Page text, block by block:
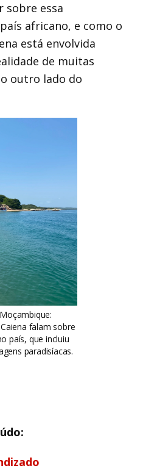
sobre essa
africano, e como o
está envolvida
de muitas
outro lado do
falam sobre
país, que incluiu
paradisíacas.